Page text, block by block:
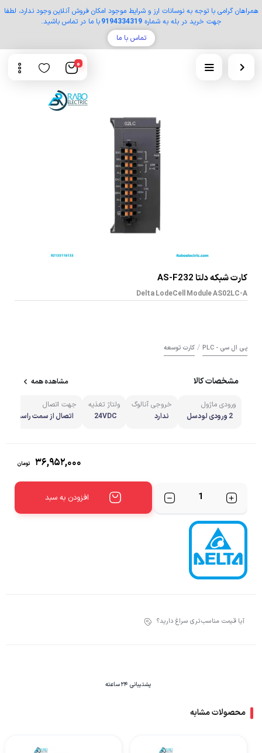
همراهان گرامی با توجه به نوسانات ارز و شرایط موجود امکان فروش آنلاین وجود ندارد، لطفا
جهت خرید در بله به شماره9194334319با ما در تماس باشید.
تماس با ما
0
کارت شبکه دلتا AS-F232
Delta LodeCell Module AS02LC-A
پی ال سی - PLC / کارت توسعه
مشخصات کالا مشاهده همه
ورودی ماژول
2 ورودی لودسل
خروجی آنالوگ
ندارد
ولتاژ تغذیه
24VDC
جهت اتصال
اتصال از سمت راست
۳۶,۹۵۲,۰۰۰ تومان
تعداد
افزودن به سبد
آیا قیمت مناسب‌تری سراغ دارید؟
پشتیبانی 24 ساعته
محصولات مشابه